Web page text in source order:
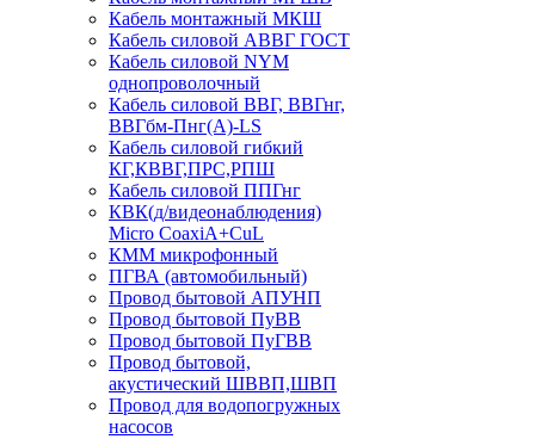
Кабель монтажный МКШ
Кабель силовой АВВГ ГОСТ
Кабель силовой NYM
однопроволочный
Кабель силовой ВВГ, ВВГнг,
ВВГбм-Пнг(А)-LS
Кабель силовой гибкий
КГ,КВВГ,ПРС,РПШ
Кабель силовой ППГнг
КВК(д/видеонаблюдения)
Micro CoaxiA+CuL
КММ микрофонный
ПГВА (автомобильный)
Провод бытовой АПУНП
Провод бытовой ПуВВ
Провод бытовой ПуГВВ
Провод бытовой,
акустический ШВВП,ШВП
Провод для водопогружных
насосов